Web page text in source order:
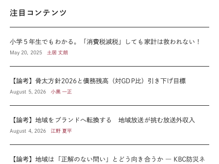
注目コンテンツ
小学５年生でもわかる。「消費税減税」しても家計は救われない！
May 20, 2025 土居 丈朗
【論考】骨太方針2026と債務残高（対GDP比）引き下げ目標
August 5, 2026 小黒 一正
【論考】地域をブランドへ転換する 地域放送が挑む放送外収入
August 4, 2026 江野 夏平
【論考】地域は「正解のない問い」とどう向き合うか ― KBC防災ネ